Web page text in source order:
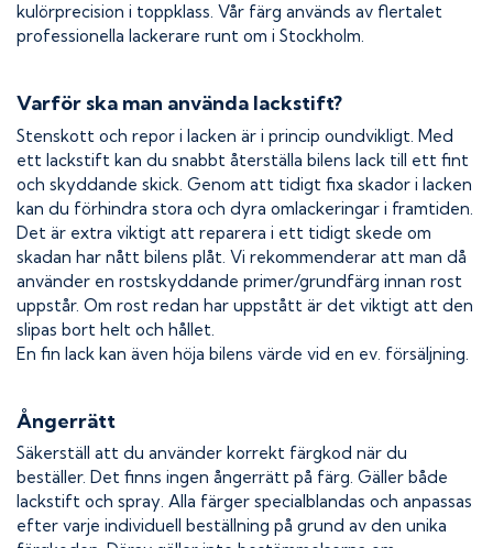
kulörprecision i toppklass. Vår färg används av flertalet
professionella lackerare runt om i Stockholm.
Varför ska man använda lackstift?
Stenskott och repor i lacken är i princip oundvikligt. Med
ett lackstift kan du snabbt återställa bilens lack till ett fint
och skyddande skick. Genom att tidigt fixa skador i lacken
kan du förhindra stora och dyra omlackeringar i framtiden.
Det är extra viktigt att reparera i ett tidigt skede om
skadan har nått bilens plåt. Vi rekommenderar att man då
använder en rostskyddande primer/grundfärg innan rost
uppstår. Om rost redan har uppstått är det viktigt att den
slipas bort helt och hållet.
En fin lack kan även höja bilens värde vid en ev. försäljning.
Ångerrätt
Säkerställ att du använder korrekt färgkod när du
beställer. Det finns ingen ångerrätt på färg. Gäller både
lackstift och spray. Alla färger specialblandas och anpassas
efter varje individuell beställning på grund av den unika